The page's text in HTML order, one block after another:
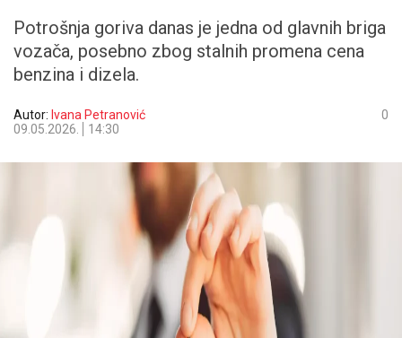
Potrošnja goriva danas je jedna od glavnih briga
vozača, posebno zbog stalnih promena cena
benzina i dizela.
Autor: Ivana Petranović
09.05.2026.
14:30
0